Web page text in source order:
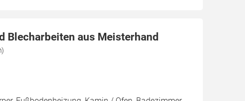
Blecharbeiten aus Meisterhand